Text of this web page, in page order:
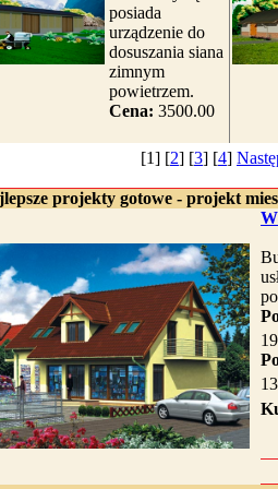
posiada
urządzenie do
dosuszania siana
zimnym
powietrzem.
Cena: 3500.00
[1] [2] [3] [4]
projekty gotowe - projekt